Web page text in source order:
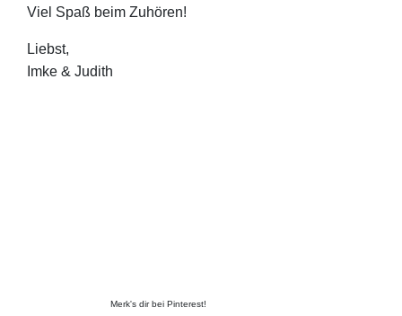
Viel Spaß beim Zuhören!
Liebst,
Imke & Judith
Merk's dir bei Pinterest!